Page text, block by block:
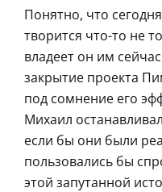
Понятно, что
творится что-то не
владеет он им
закрытие проекта
под сомнение его
Михаил
если бы они были
пользовались бы
этой запутанной